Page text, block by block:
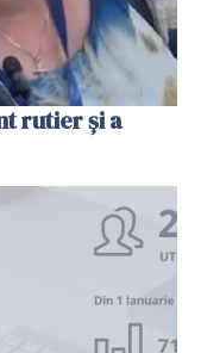
rutier și a